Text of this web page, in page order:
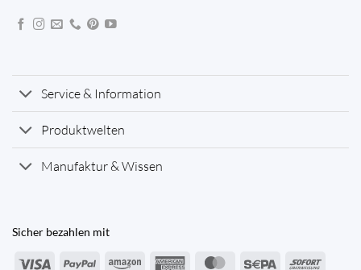
Service & Information
Produktwelten
Manufaktur & Wissen
Sicher bezahlen mit
Visa PayPal Amazon American MasterCardSepa Sofort